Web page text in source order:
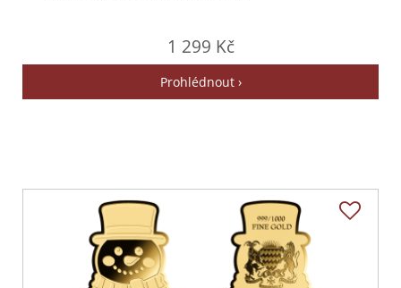
1 299 Kč
Prohlédnout ›